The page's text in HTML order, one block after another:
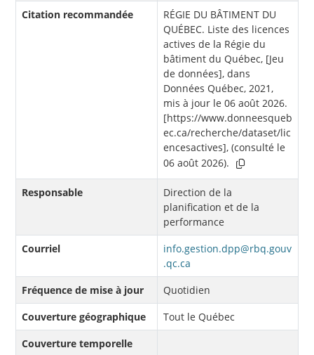
Citation recommandée
RÉGIE DU BÂTIMENT DU
QUÉBEC. Liste des licences
actives de la Régie du
bâtiment du Québec, [Jeu
de données], dans
Données Québec, 2021,
mis à jour le 06 août 2026.
[https://www.donneesqueb
ec.ca/recherche/dataset/lic
encesactives], (consulté le
06 août 2026).
Responsable
Direction de la
planification et de la
performance
Courriel
info.gestion.dpp@rbq.gouv
.qc.ca
Fréquence de mise à jour
Quotidien
Couverture géographique
Tout le Québec
Couverture temporelle